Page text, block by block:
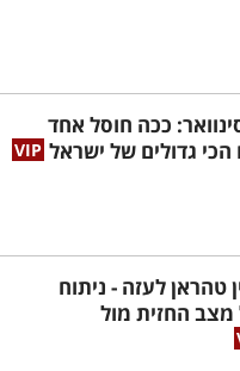
ככה חוסל אחד
הכי גדולים של ישראל
טהראן לעזה - ניתוח
החזית מול